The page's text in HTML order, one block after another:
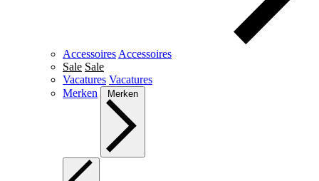
Accessoires Accessoires
Sale Sale
Vacatures Vacatures
Merken
Merken